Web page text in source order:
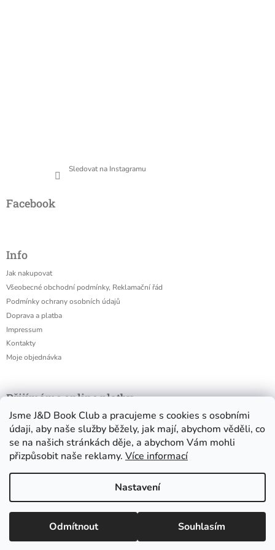
Jsme J&D Book Club a pracujeme s cookies s osobními
údaji, aby naše služby běžely, jak mají, abychom věděli, co
se na našich stránkách děje, a abychom Vám mohli
přizpůsobit naše reklamy. Více informací
Nastavení
Odmítnout Souhlasím
Všechny boxy objednané v rozmezí od 15. 7. do 14. 8. 2026 rozesíláme
1. až 4. 9. 2026!!! VELKÉ BOXY LZE ZAKOUPIT I BEZ KNIHY, POKUD JI
UŽ DOMA MÁTE.
Sledovat na Instagramu
Facebook
Info
Jak nakupovat
Všeobecné obchodní podmínky, Reklamační řád
Podmínky ochrany osobních údajů
Doprava a platba
Impressum
Kontakty
Moje objednávka
Přijímáme online platby
Vytvořil ShoptetCopyright 2026 J&D Book Club. Všechna práva vyhrazena.
Upravit nastavení cookies